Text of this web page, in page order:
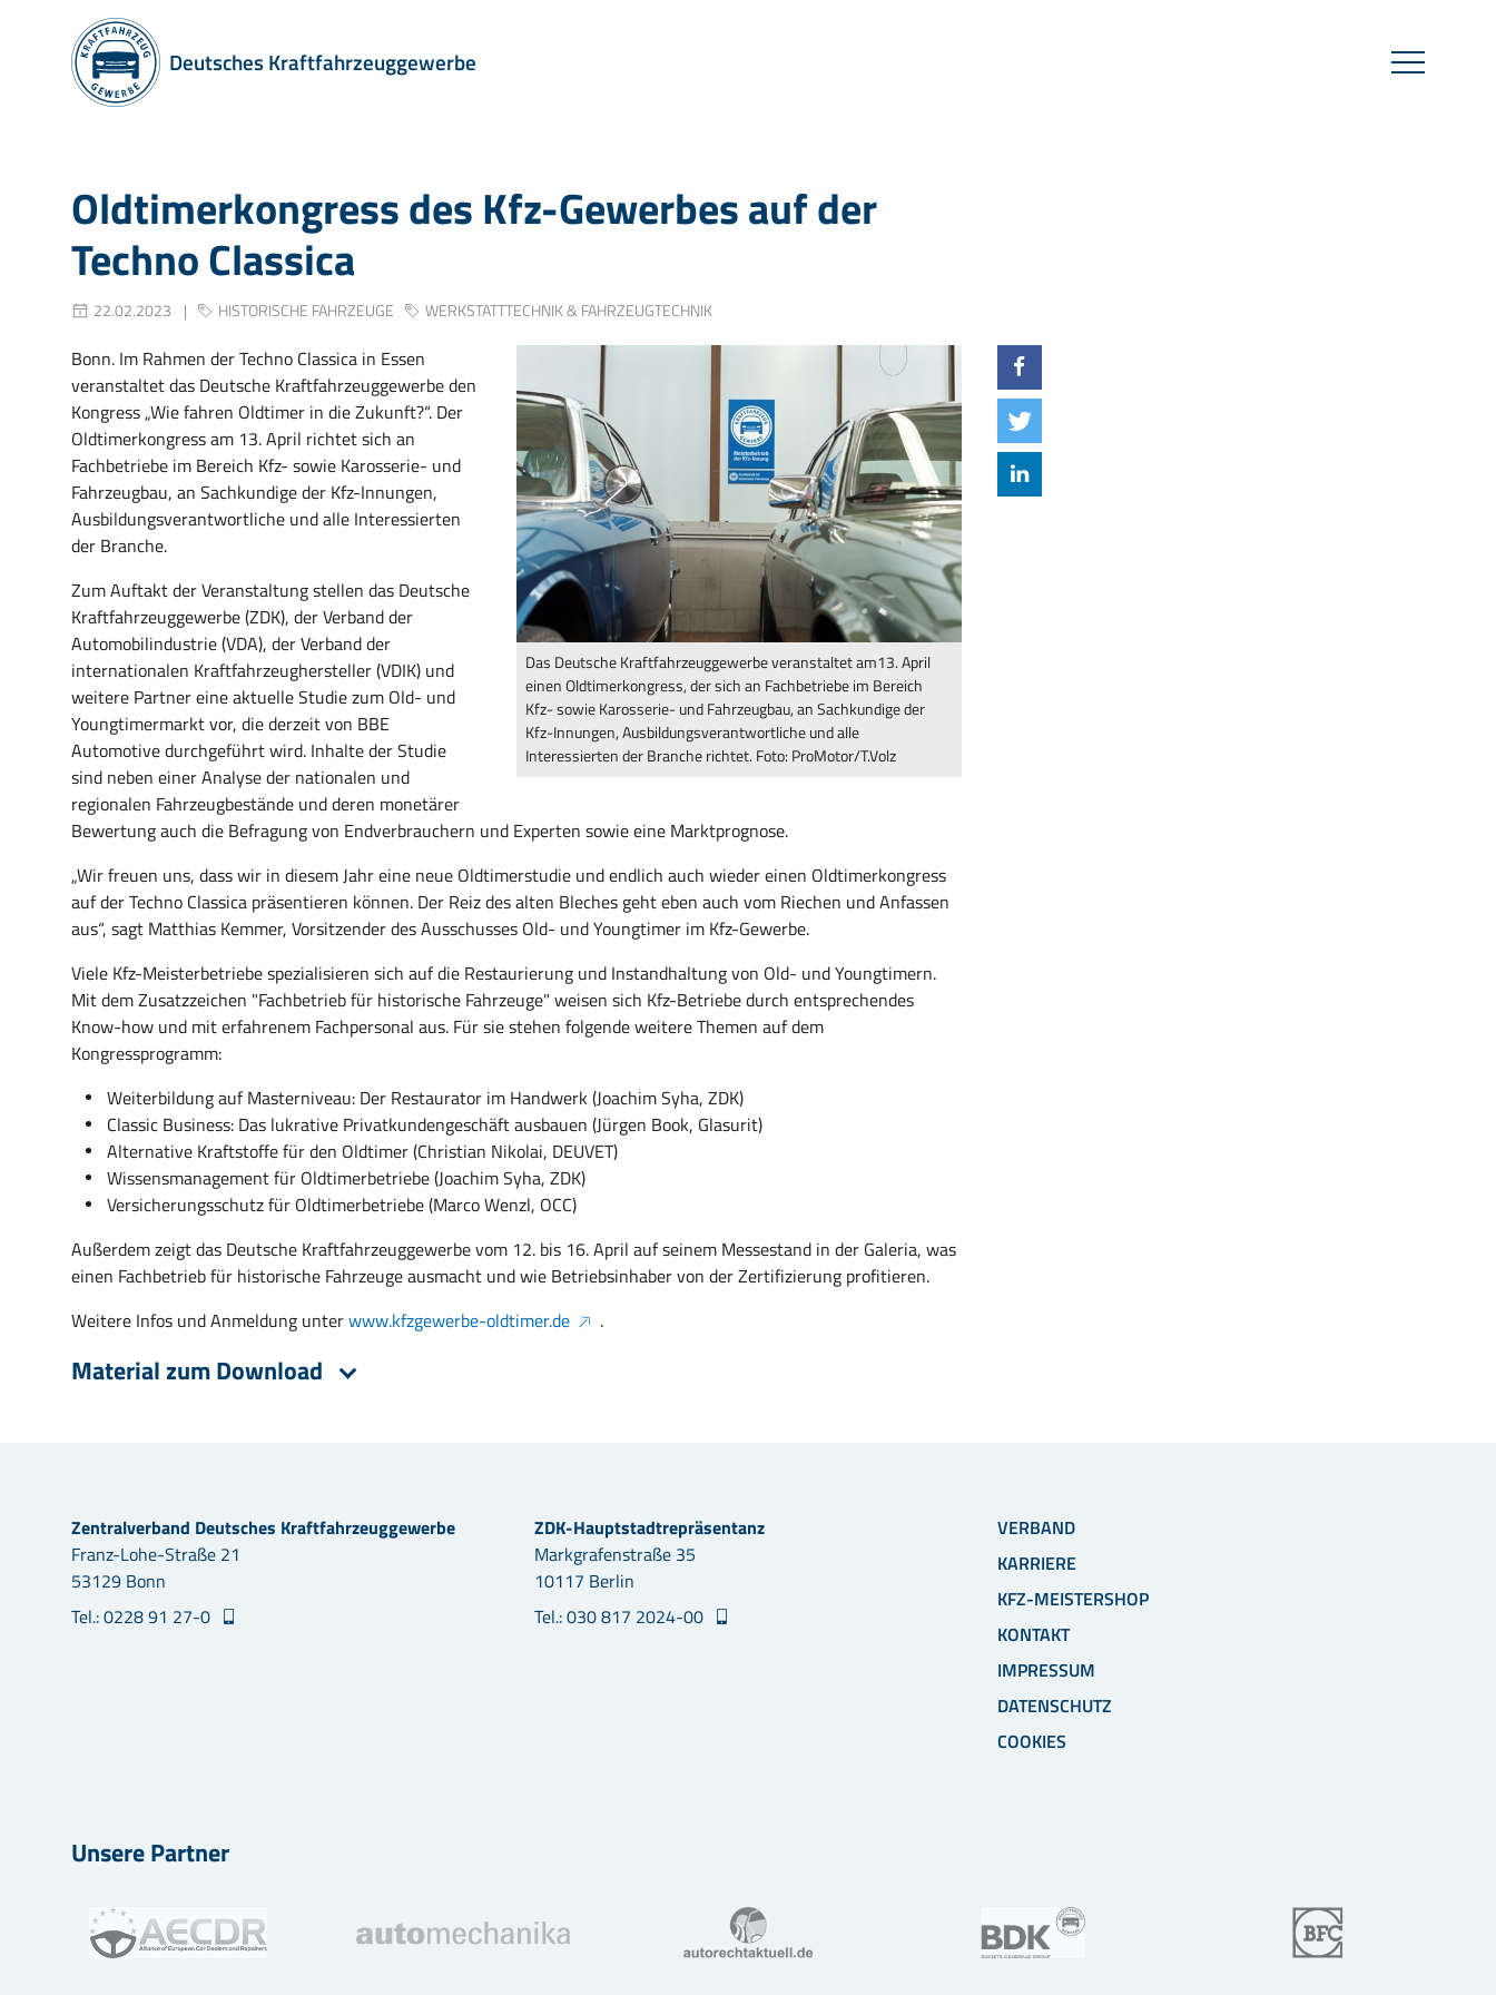
Deutsches Kraftfahrzeuggewerbe
Oldtimerkongress des Kfz-Gewerbes auf der
Techno Classica
22.02.2023 HISTORISCHE FAHRZEUGE WERKSTATTTECHNIK & FAHRZEUGTECHNIK
Das Deutsche Kraftfahrzeuggewerbe veranstaltet am13. April
einen Oldtimerkongress, der sich an Fachbetriebe im Bereich
Kfz- sowie Karosserie- und Fahrzeugbau, an Sachkundige der
Kfz-Innungen, Ausbildungsverantwortliche und alle
Interessierten der Branche richtet. Foto: ProMotor/T.Volz
Bonn. Im Rahmen der Techno Classica in Essen
veranstaltet das Deutsche Kraftfahrzeuggewerbe den
Kongress „Wie fahren Oldtimer in die Zukunft?“. Der
Oldtimerkongress am 13. April richtet sich an
Fachbetriebe im Bereich Kfz- sowie Karosserie- und
Fahrzeugbau, an Sachkundige der Kfz-Innungen,
Ausbildungsverantwortliche und alle Interessierten
der Branche.
Zum Auftakt der Veranstaltung stellen das Deutsche
Kraftfahrzeuggewerbe (ZDK), der Verband der
Automobilindustrie (VDA), der Verband der
internationalen Kraftfahrzeughersteller (VDIK) und
weitere Partner eine aktuelle Studie zum Old- und
Youngtimermarkt vor, die derzeit von BBE
Automotive durchgeführt wird. Inhalte der Studie
sind neben einer Analyse der nationalen und
regionalen Fahrzeugbestände und deren monetärer
Bewertung auch die Befragung von Endverbrauchern und Experten sowie eine Marktprognose.
„Wir freuen uns, dass wir in diesem Jahr eine neue Oldtimerstudie und endlich auch wieder einen Oldtimerkongress
auf der Techno Classica präsentieren können. Der Reiz des alten Bleches geht eben auch vom Riechen und Anfassen
aus“, sagt Matthias Kemmer, Vorsitzender des Ausschusses Old- und Youngtimer im Kfz-Gewerbe.
Viele Kfz-Meisterbetriebe spezialisieren sich auf die Restaurierung und Instandhaltung von Old- und Youngtimern.
Mit dem Zusatzzeichen "Fachbetrieb für historische Fahrzeuge" weisen sich Kfz-Betriebe durch entsprechendes
Know-how und mit erfahrenem Fachpersonal aus. Für sie stehen folgende weitere Themen auf dem
Kongressprogramm:
Weiterbildung auf Masterniveau: Der Restaurator im Handwerk (Joachim Syha, ZDK)
Classic Business: Das lukrative Privatkundengeschäft ausbauen (Jürgen Book, Glasurit)
Alternative Kraftstoffe für den Oldtimer (Christian Nikolai, DEUVET)
Wissensmanagement für Oldtimerbetriebe (Joachim Syha, ZDK)
Versicherungsschutz für Oldtimerbetriebe (Marco Wenzl, OCC)
Außerdem zeigt das Deutsche Kraftfahrzeuggewerbe vom 12. bis 16. April auf seinem Messestand in der Galeria, was
einen Fachbetrieb für historische Fahrzeuge ausmacht und wie Betriebsinhaber von der Zertifizierung profitieren.
Weitere Infos und Anmeldung unterwww.kfzgewerbe-oldtimer.de .
Material zum Download
Zentralverband Deutsches Kraftfahrzeuggewerbe
Franz-Lohe-Straße 21
53129 Bonn
Tel.: 0228 91 27-0
ZDK-Hauptstadtrepräsentanz
Markgrafenstraße 35
10117 Berlin
Tel.: 030 817 2024-00
VERBAND
KARRIERE
KFZ-MEISTERSHOP
KONTAKT
IMPRESSUM
DATENSCHUTZ
COOKIES
Unsere Partner